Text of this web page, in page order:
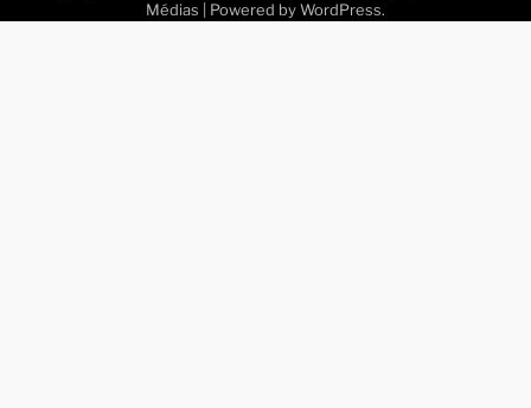
Médias | Powered by WordPress.